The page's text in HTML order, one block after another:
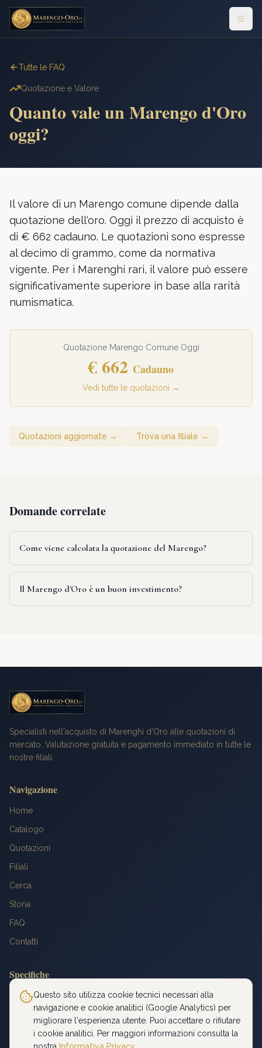
Tutte le FAQ
Quotazione e Valore
Quanto vale un Marengo d'Oro
oggi?
Il valore di un Marengo comune dipende dalla
quotazione dell'oro. Oggi il prezzo di acquisto è
di € 662 cadauno. Le quotazioni sono espresse
al decimo di grammo, come da normativa
vigente. Per i Marenghi rari, il valore può essere
significativamente superiore in base alla rarità
numismatica.
Quotazione Marengo Comune Oggi
€ 662 Cadauno
Vedi tutte le quotazioni →
Quotazioni aggiornate → Trova una filiale →
Domande correlate
Come viene calcolata la quotazione del Marengo?
Il Marengo d'Oro è un buon investimento?
Specialisti nell'acquisto di Marenghi d'Oro alle quotazioni di
mercato. Valutazione gratuita e pagamento immediato in tutte le
nostre filiali.
Navigazione
Home
Catalogo
Quotazioni
Filiali
Cerca
Storia
FAQ
Contatti
Specifiche
Peso: 6,4516 g
Titolo: 900‰
Diametro: 21 mm
Questo sito utilizza cookie tecnici necessari alla
navigazione e cookie analitici (Google Analytics) per
migliorare l'esperienza utente. Puoi accettare o rifiutare
i cookie analitici. Per maggiori informazioni consulta la